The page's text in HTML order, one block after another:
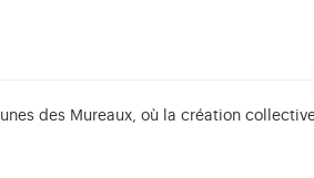
des Mureaux, où la création